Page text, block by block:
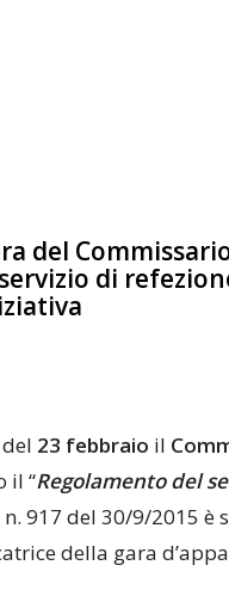
del
di
del 23 febbraio il
il “Regolamento del
917 del 30/9/2015
della gara